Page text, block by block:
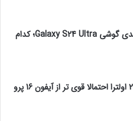
بررسی رنگ بندی گوشی Galaxy S24 Ultra؛ کدام
گلکسی اس 25 اولترا احتمالا قوی تر از آیفون 16 پرو